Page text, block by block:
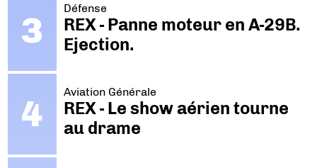
Défense
REX - Panne moteur en A-29B.
Ejection.
Aviation Générale
REX - Le show aérien tourne
au drame